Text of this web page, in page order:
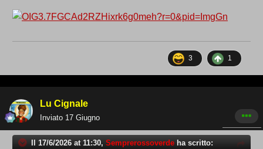
3 1
Lu Cignale
Inviato 17 Giugno
Il 17/6/2026 at 11:30, Semprerossoverde ha scritto: